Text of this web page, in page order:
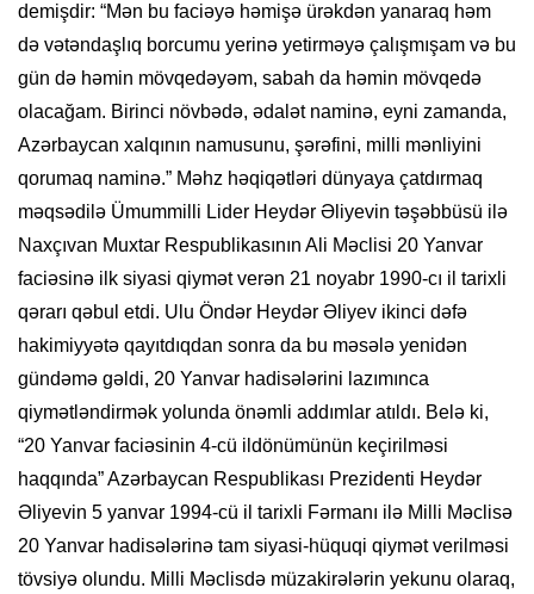
demişdir: “Mən bu faciəyə həmişə ürəkdən yanaraq həm
də vətəndaşlıq borcumu yerinə yetirməyə çalışmışam və bu
gün də həmin mövqedəyəm, sabah da həmin mövqedə
olacağam. Birinci növbədə, ədalət naminə, eyni zamanda,
Azərbaycan xalqının namusunu, şərəfini, milli mənliyini
qorumaq naminə.” Məhz həqiqətləri dünyaya çatdırmaq
məqsədilə Ümummilli Lider Heydər Əliyevin təşəbbüsü ilə
Naxçıvan Muxtar Respublikasının Ali Məclisi 20 Yanvar
faciəsinə ilk siyasi qiymət verən 21 noyabr 1990-cı il tarixli
qərarı qəbul etdi. Ulu Öndər Heydər Əliyev ikinci dəfə
hakimiyyətə qayıtdıqdan sonra da bu məsələ yenidən
gündəmə gəldi, 20 Yanvar hadisələrini lazımınca
qiymətləndirmək yolunda önəmli addımlar atıldı. Belə ki,
“20 Yanvar faciəsinin 4-cü ildönümünün keçirilməsi
haqqında” Azərbaycan Respublikası Prezidenti Heydər
Əliyevin 5 yanvar 1994-cü il tarixli Fərmanı ilə Milli Məclisə
20 Yanvar hadisələrinə tam siyasi-hüquqi qiymət verilməsi
tövsiyə olundu. Milli Məclisdə müzakirələrin yekunu olaraq,